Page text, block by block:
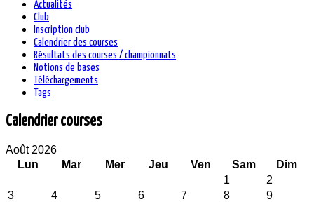
Actualités
Club
Inscription club
Calendrier des courses
Résultats des courses / championnats
Notions de bases
Téléchargements
Tags
Calendrier courses
Août 2026
Lun
Mar Mer Jeu Ven Sam
Dim
1
2
3
4 5 6 7 8
9